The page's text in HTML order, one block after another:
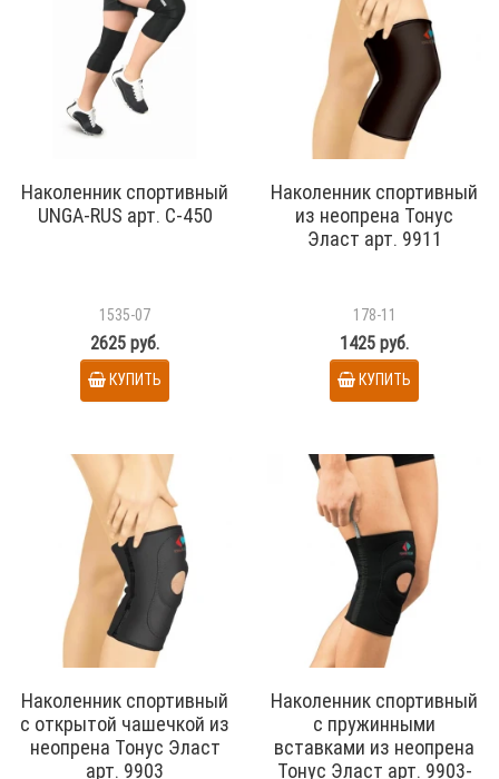
Наколенник спортивный
UNGA-RUS арт. С-450
1535-07
2625 руб.
КУПИТЬ
Наколенник спортивный
из неопрена Тонус
Эласт арт. 9911
178-11
1425 руб.
КУПИТЬ
Наколенник спортивный
с открытой чашечкой из
неопрена Тонус Эласт
арт. 9903
Наколенник спортивный
с пружинными
вставками из неопрена
Тонус Эласт арт. 9903-